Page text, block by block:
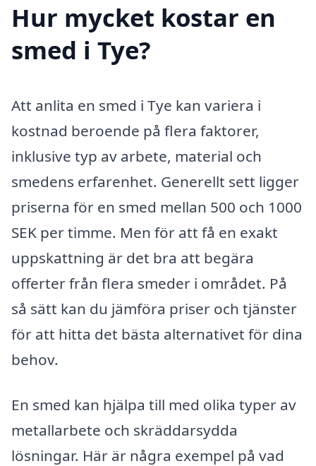
Hur mycket kostar en
smed i Tye?
Att anlita en smed i Tye kan variera i
kostnad beroende på flera faktorer,
inklusive typ av arbete, material och
smedens erfarenhet. Generellt sett ligger
priserna för en smed mellan 500 och 1000
SEK per timme. Men för att få en exakt
uppskattning är det bra att begära
offerter från flera smeder i området. På
så sätt kan du jämföra priser och tjänster
för att hitta det bästa alternativet för dina
behov.
En smed kan hjälpa till med olika typer av
metallarbete och skräddarsydda
lösningar. Här är några exempel på vad